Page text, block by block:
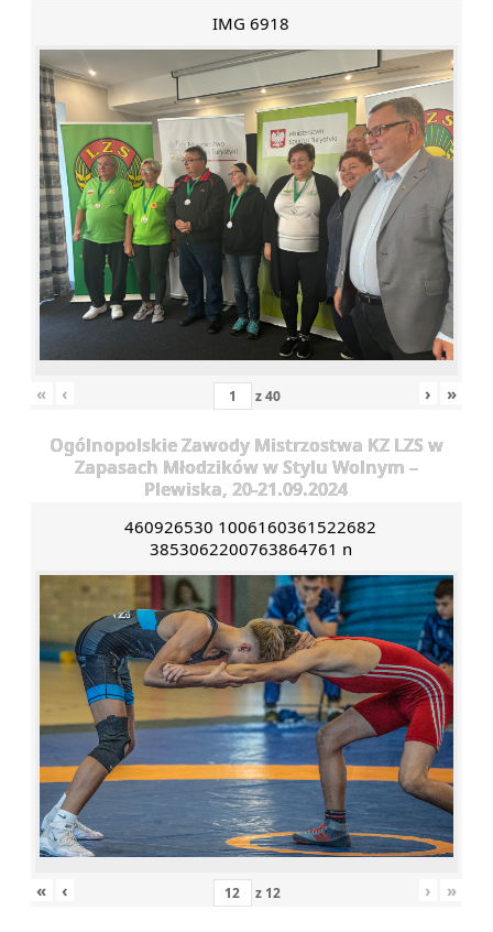
IMG 6918
« ‹ z40 › »
Ogólnopolskie Zawody Mistrzostwa KZ LZS w
Zapasach Młodzików w Stylu Wolnym –
Plewiska, 20-21.09.2024
460926530 1006160361522682
3853062200763864761 n
« ‹ z 12 › »